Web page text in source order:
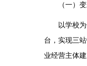
（一）变
以学校为依
台，实现三
业经营主体